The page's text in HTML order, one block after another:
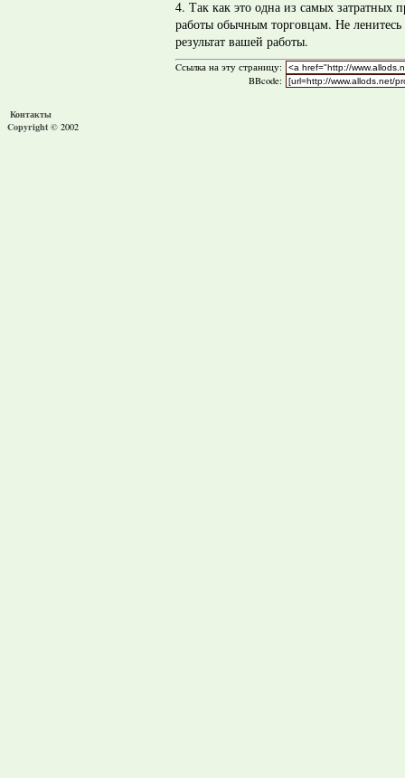
4. Так как это одна из самых затратных
работы обычным торговцам. Не
результат вашей работы.
Cсылка на эту страницу:
BBcode:
Контакты
Copyright © 2002